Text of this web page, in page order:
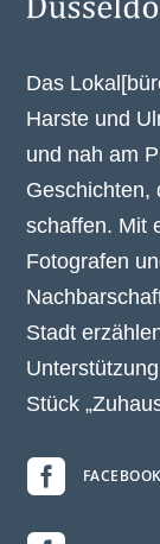
Das
Harste und
und nah am
Geschichten,
schaffen. Mit
Fotografen
Stadt
Stück
